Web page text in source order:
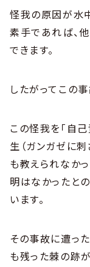
怪我の原因が水
素手であれば、
できます。
したがってこの
この怪我を「自
生（ガンガゼに
も教えられなか
明はなかったと
います。
その事故に遭っ
も残った棘の跡